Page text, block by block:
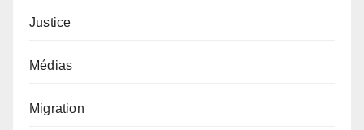
Justice
Médias
Migration